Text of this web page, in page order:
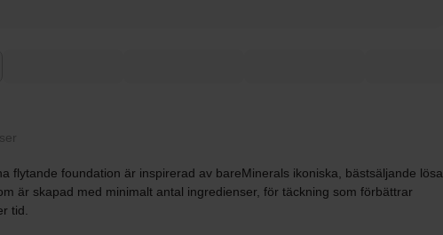
flytande foundation är inspirerad av bareMinerals ikoniska, bästsäljande lösa
är skapad med minimalt antal ingredienser, för täckning som förbättrar
tid.